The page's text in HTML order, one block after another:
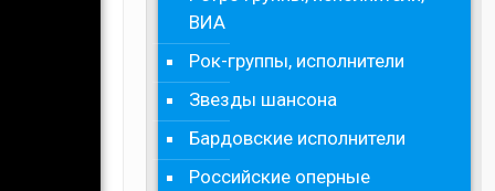
ВИА
Рок-группы, исполнители
Звезды шансона
Бардовские исполнители
Российские оперные